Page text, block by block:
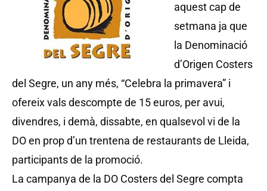
aquest cap de
setmana ja que
la Denominació
d’Origen Costers
del Segre, un any més, “Celebra la primavera” i
ofereix vals descompte de 15 euros, per avui,
divendres, i demà, dissabte, en qualsevol vi de la
DO en prop d’un trentena de restaurants de Lleida,
participants de la promoció.
La campanya de la DO Costers del Segre compta